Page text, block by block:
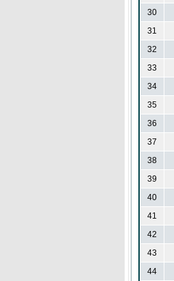
30
31
32
33
34
35
36
37
38
39
40
41
42
43
44